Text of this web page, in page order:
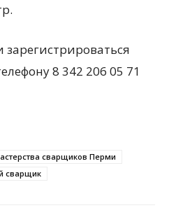
8 342 206 05 71
сварщиков Перми
сварщик